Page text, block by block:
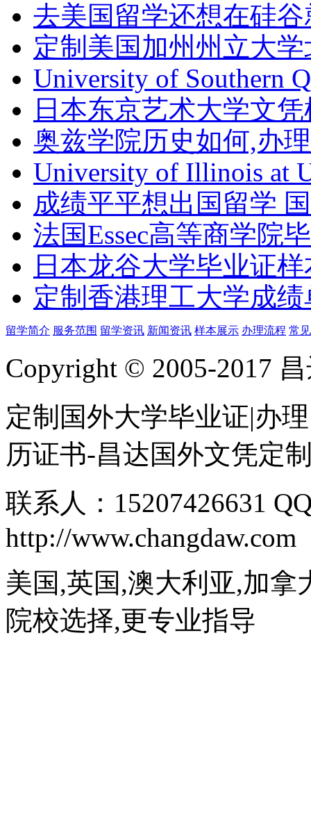
去美国留学还想在硅
定制美国加州州立大
University of Southern
日本东京艺术大学文
奥兹学院历史如何,办
University of Illinois at
成绩平平想出国留学
法国Essec高等商学院
日本龙谷大学毕业证
定制香港理工大学成绩
留学简介 服务范围 留学资讯 新闻资讯 样本展示 办理流程 常
Copyright © 2005-2017
定制国外大学毕业证|办
历证书-昌达国外文凭定
联系人：15207426631
http://www.changdaw.com
美国,英国,澳大利亚,加拿
院校选择,更专业指导